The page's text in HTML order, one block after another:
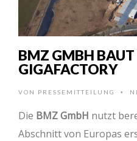
BMZ GMBH BAUT
GIGAFACTORY
VON PRESSEMITTEILUNG •
Die BMZ GmbH nutzt
Abschnitt von Europas